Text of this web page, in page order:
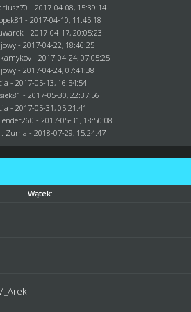
- 2017-04-08, 15:39:14
- 2017-04-10, 11:45:18
- 2017-04-17, 20:05:23
- 2017-04-22, 18:46:25
kamykov - 2017-04-24, 07:05:25
- 2017-04-24, 07:41:38
- 2017-05-13, 16:54:54
- 2017-05-30, 22:37:56
- 2017-05-31, 05:21:41
- 2017-05-31, 18:50:08
Zuma - 2018-07-29, 15:24:47
Wątek: